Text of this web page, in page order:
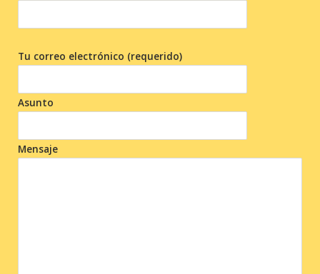
Tu correo electrónico (requerido)
Asunto
Mensaje